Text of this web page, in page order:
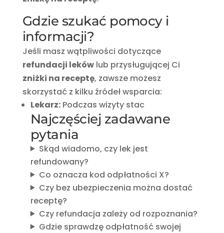
Gdzie szukać pomocy i
informacji?
Jeśli masz wątpliwości dotyczące
refundacji lekówlub przysługującej Ci
zniżki na receptę, zawsze możesz
skorzystać z kilku źródeł wsparcia:
Lekarz:Podczas wizyty stac
Najczęściej zadawane
pytania
Skąd wiadomo, czy lek jest
refundowany?
Co oznacza kod odpłatności X?
Czy bez ubezpieczenia można dostać
receptę?
Czy refundacja zależy od rozpoznania?
Gdzie sprawdzę odpłatność swojej